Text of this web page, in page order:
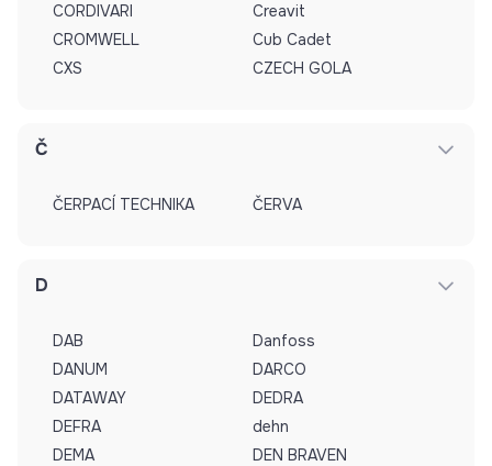
CORDIVARI
Creavit
CROMWELL
Cub Cadet
CXS
CZECH GOLA
Č
ČERPACÍ TECHNIKA ČERVA
D
DAB
Danfoss
DANUM
DARCO
DATAWAY
DEDRA
DEFRA
dehn
DEMA
DEN BRAVEN